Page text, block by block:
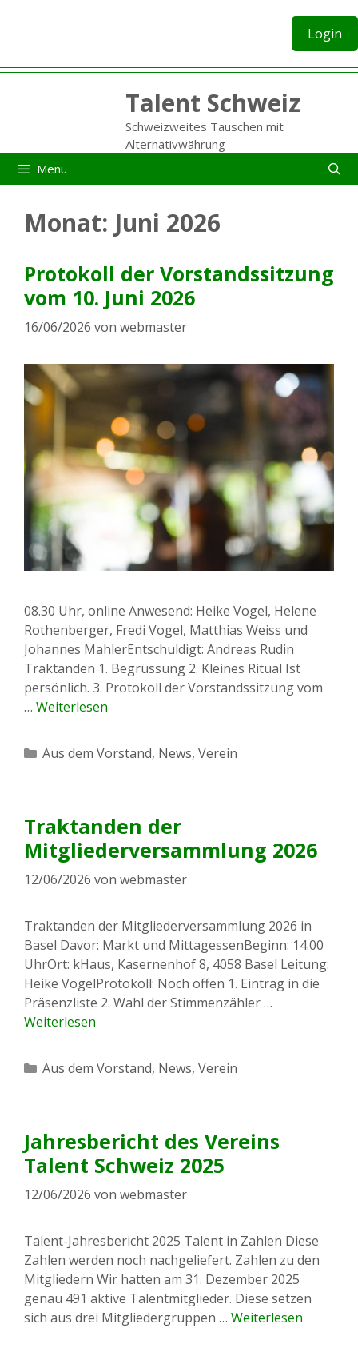
Login
Talent Schweiz
Schweizweites Tauschen mit
Alternativwährung
Menü
Monat: Juni 2026
Protokoll der Vorstandssitzung
vom 10. Juni 2026
16/06/2026 von webmaster
08.30 Uhr, online Anwesend: Heike Vogel, Helene
Rothenberger, Fredi Vogel, Matthias Weiss und
Johannes MahlerEntschuldigt: Andreas Rudin
Traktanden 1. Begrüssung 2. Kleines Ritual Ist
persönlich. 3. Protokoll der Vorstandssitzung vom
… Weiterlesen
Kategorien
Aus dem Vorstand, News, Verein
Traktanden der
Mitgliederversammlung 2026
12/06/2026 von webmaster
Traktanden der Mitgliederversammlung 2026 in
Basel Davor: Markt und MittagessenBeginn: 14.00
UhrOrt: kHaus, Kasernenhof 8, 4058 Basel Leitung:
Heike VogelProtokoll: Noch offen 1. Eintrag in die
Präsenzliste 2. Wahl der Stimmenzähler …
Weiterlesen
Kategorien
Aus dem Vorstand, News, Verein
Jahresbericht des Vereins
Talent Schweiz 2025
12/06/2026 von webmaster
Talent-Jahresbericht 2025 Talent in Zahlen Diese
Zahlen werden noch nachgeliefert. Zahlen zu den
Mitgliedern Wir hatten am 31. Dezember 2025
genau 491 aktive Talentmitglieder. Diese setzen
sich aus drei Mitgliedergruppen … Weiterlesen